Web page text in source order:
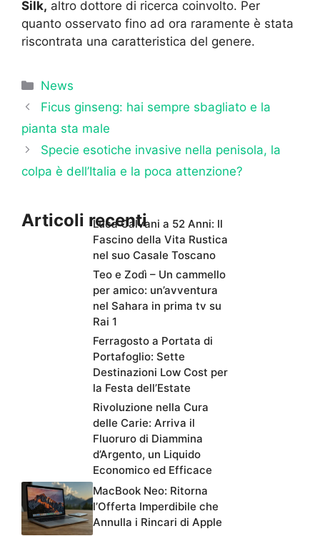
Silk, altro dottore di ricerca coinvolto. Per
quanto osservato fino ad ora raramente è stata
riscontrata una caratteristica del genere.
Categorie
News
Ficus ginseng: hai sempre sbagliato e la
pianta sta male
Specie esotiche invasive nella penisola, la
colpa è dell’Italia e la poca attenzione?
Articoli recentiLuca Calvani a 52 Anni: Il
Fascino della Vita Rustica
nel suo Casale Toscano
Teo e Zodì – Un cammello
per amico: un’avventura
nel Sahara in prima tv su
Rai 1
Ferragosto a Portata di
Portafoglio: Sette
Destinazioni Low Cost per
la Festa dell’Estate
Rivoluzione nella Cura
delle Carie: Arriva il
Fluoruro di Diammina
d’Argento, un Liquido
Economico ed Efficace
MacBook Neo: Ritorna
l’Offerta Imperdibile che
Annulla i Rincari di Apple